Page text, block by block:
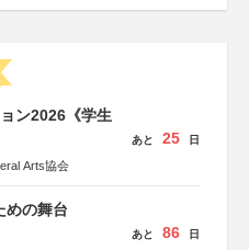
ン2026《学生
Arts協会
あと 25 日
めの舞台
あと 86 日